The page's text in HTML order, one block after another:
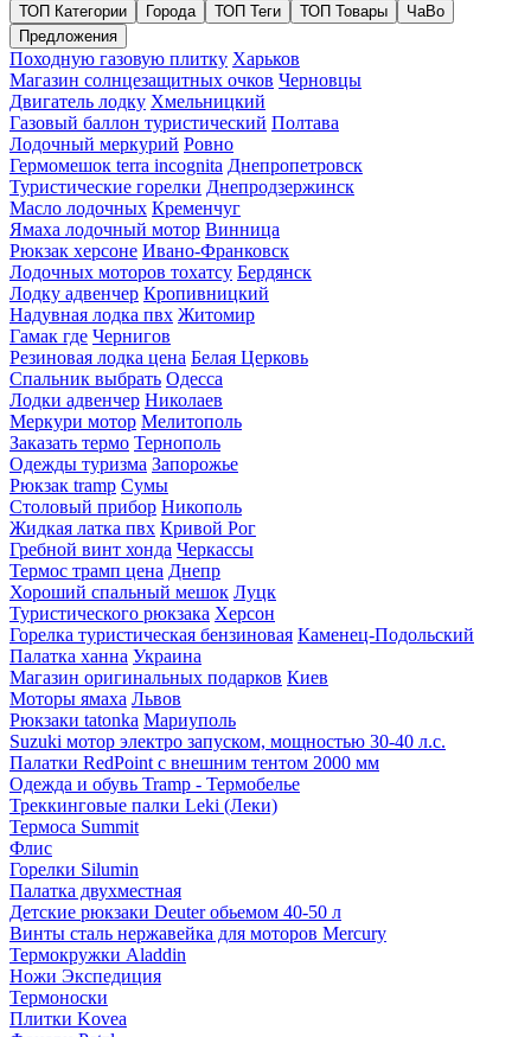
ТОП Категории Города ТОП Теги ТОП Товары
ЧаВо
Предложения
Походную газовую плитку Харьков
Магазин солнцезащитных очков Черновцы
Двигатель лодку Хмельницкий
Газовый баллон туристический Полтава
Лодочный меркурий Ровно
Гермомешок terra incognita Днепропетровск
Туристические горелки Днепродзержинск
Масло лодочных Кременчуг
Ямаха лодочный мотор Винница
Рюкзак херсоне Ивано-Франковск
Лодочных моторов тохатсу Бердянск
Лодку адвенчер Кропивницкий
Надувная лодка пвх Житомир
Гамак где Чернигов
Резиновая лодка цена Белая Церковь
Спальник выбрать Одесса
Лодки адвенчер Николаев
Меркури мотор Мелитополь
Заказать термо Тернополь
Одежды туризма Запорожье
Рюкзак tramp Сумы
Столовый прибор Никополь
Жидкая латка пвх Кривой Рог
Гребной винт хонда Черкассы
Термос трамп цена Днепр
Хороший спальный мешок Луцк
Туристического рюкзака Херсон
Горелка туристическая бензиновая Каменец-Подольский
Палатка ханна Украина
Магазин оригинальных подарков Киев
Моторы ямаха Львов
Рюкзаки tatonka Мариуполь
Suzuki мотор электро запуском, мощностью 30-40 л.с.
Палатки RedPoint с внешним тентом 2000 мм
Одежда и обувь Tramp - Термобелье
Треккинговые палки Leki (Леки)
Термоса Summit
Флис
Горелки Silumin
Палатка двухместная
Детские рюкзаки Deuter обьемом 40-50 л
Винты сталь нержавейка для моторов Mercury
Термокружки Aladdin
Ножи Экспедиция
Термоноски
Плитки Kovea